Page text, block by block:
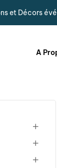
et Décors
A